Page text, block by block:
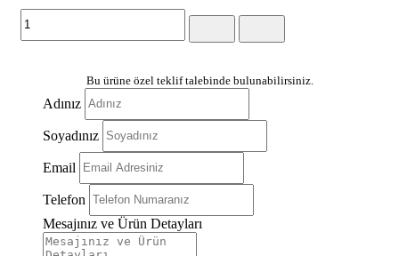
Bu ürüne özel teklif talebinde bulunabilirsiniz.
Adınız
Soyadınız
Email
Telefon
Mesajınız ve Ürün Detayları